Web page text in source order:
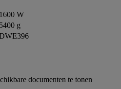
1600 W
5400 g
documenten te tonen